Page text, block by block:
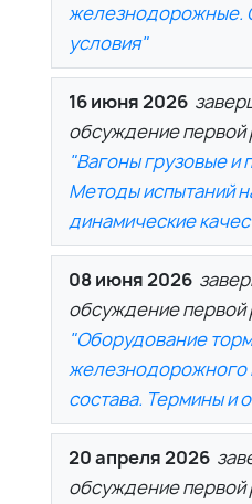
железнодорожные.
условия"
16 июня 2026
обсуждение первой
"Вагоны грузовые и
Методы испытаний
динамические
08 июня 2026
обсуждение первой
"Оборудование
железнодорожного
состава. Термины и
20 апреля 2026
обсуждение первой